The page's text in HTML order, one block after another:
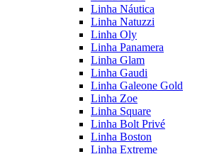
Linha Náutica
Linha Natuzzi
Linha Oly
Linha Panamera
Linha Glam
Linha Gaudi
Linha Galeone Gold
Linha Zoe
Linha Square
Linha Bolt Privé
Linha Boston
Linha Extreme